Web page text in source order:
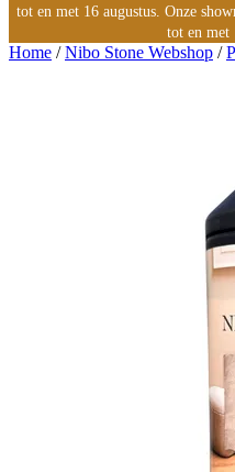
tot en met 16 augustus. Onze
tot en met
Home /Nibo Stone Webshop /